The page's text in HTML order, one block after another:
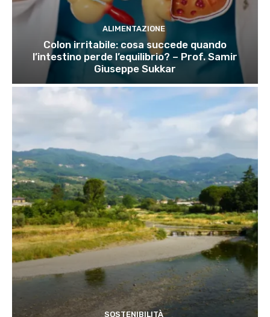
ALIMENTAZIONE
Colon irritabile: cosa succede quando
l’intestino perde l’equilibrio? – Prof. Samir
Giuseppe Sukkar
SOSTENIBILITÀ